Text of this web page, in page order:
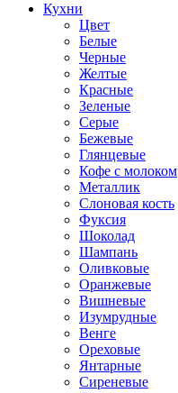
Кухни
Цвет
Белые
Черные
Желтые
Красные
Зеленые
Серые
Бежевые
Глянцевые
Кофе с молоком
Металлик
Слоновая кость
Фуксия
Шоколад
Шампань
Оливковые
Оранжевые
Вишневые
Изумрудные
Венге
Ореховые
Янтарные
Сиреневые